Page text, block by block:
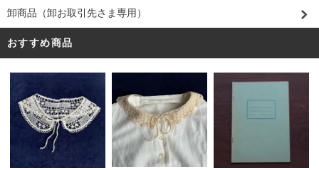
卸商品（卸お取引先さま専用）
おすすめ商品